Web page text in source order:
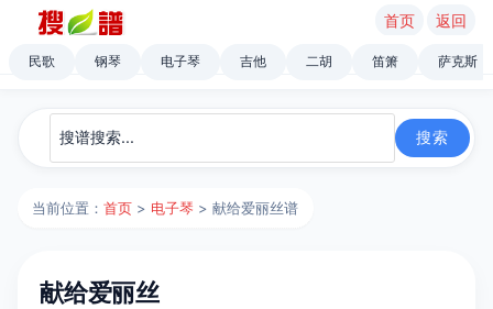
首页 返回
民歌 钢琴 电子琴 吉他 二胡 笛箫 萨克斯
当前位置：首页 > 电子琴 > 献给爱丽丝谱
献给爱丽丝